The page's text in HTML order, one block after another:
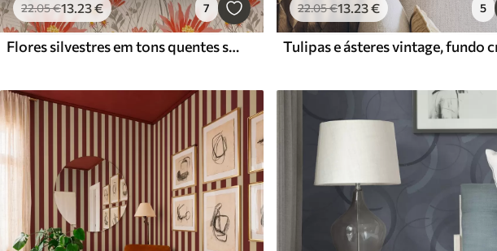
22.05€13.23€ 7
Flores silvestres em tons quentes sobre fundo bege
22.05€13.23€ 5